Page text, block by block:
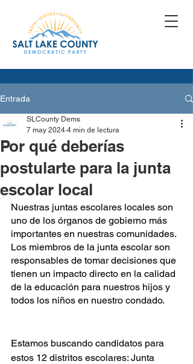
Entrada
Por qué deberías
postularte para la junta
escolar local
SLCounty Dems
7 may 2024 4 min de lectura
Nuestras juntas escolares locales son
uno de los órganos de gobierno más
importantes en nuestras comunidades.
Los miembros de la junta escolar son
responsables de tomar decisiones que
tienen un impacto directo en la calidad
de la educación para nuestros hijos y
todos los niños en nuestro condado.
Estamos buscando candidatos para
estos 12 distritos escolares: Junta